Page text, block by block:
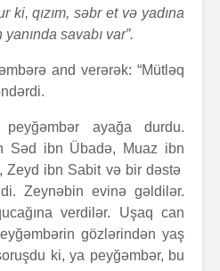
ki, qızım, səbr et və yadına
savabı var”.
and verərək: “Mütləq
ayağa durdu.
Səd ibn Übadə, Muaz ibn
Zeyd ibn Sabit və bir dəstə
Zeynəbin evinə gəldilər.
verdilər. Uşaq can
gözlərindən yaş
ki, ya peyğəmbər, bu